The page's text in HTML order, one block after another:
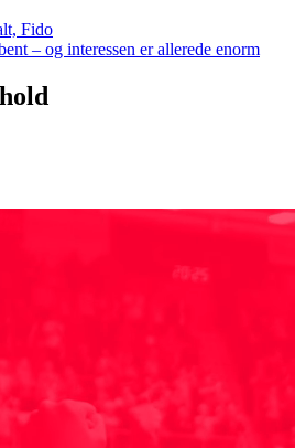
Fido
– og interessen er allerede enorm